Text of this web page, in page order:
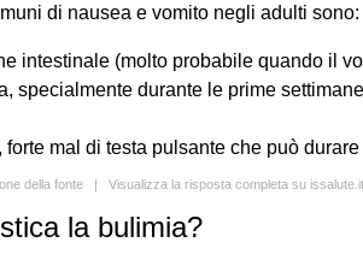
di nausea e vomito negli adulti sono:
intestinale (molto probabile quando il
specialmente durante le prime
forte mal di testa pulsante che può
della fonte | Visualizza la risposta completa su issalute.it
la bulimia?